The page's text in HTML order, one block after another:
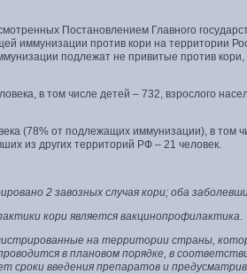
Постановлением Главного
иммунизации против кори на территории
подлежат не привитые против
в том числе детей – 732, взрослого
(78% от подлежащих иммунизации), в том
из других территорий РФ – 21 человек.
2 завозных случая кори; оба
кори является вакцинопрофилактика.
на территории страны,
в плановом порядке, в
сроки введения препаратов и